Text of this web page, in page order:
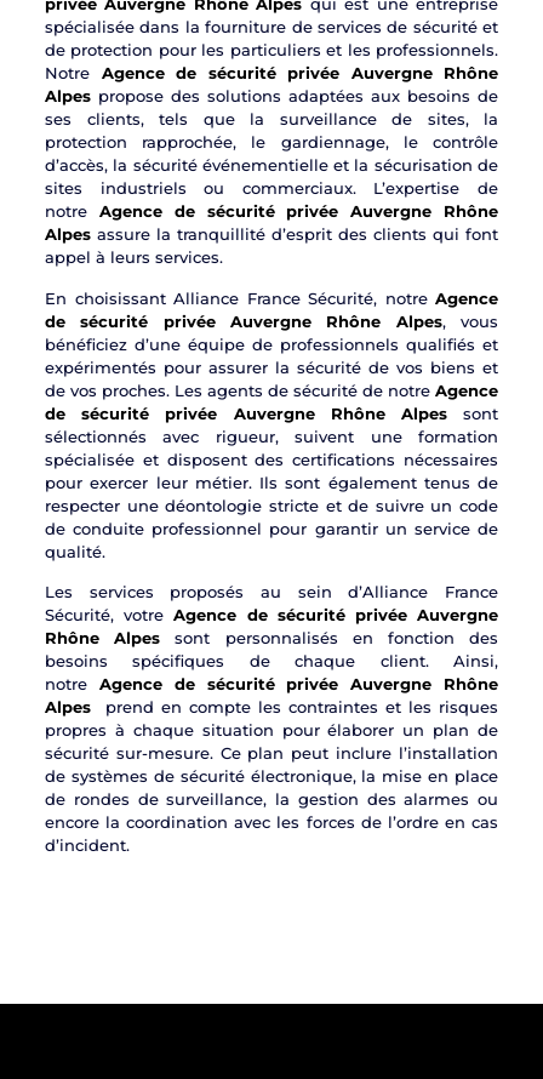
privée Auvergne Rhône Alpes qui est une entreprise
spécialisée dans la fourniture de services de sécurité et
de protection pour les particuliers et les professionnels.
Notre Agence de sécurité privée Auvergne Rhône
Alpes propose des solutions adaptées aux besoins de
ses clients, tels que la surveillance de sites, la
protection rapprochée, le gardiennage, le contrôle
d’accès, la sécurité événementielle et la sécurisation de
sites industriels ou commerciaux. L’expertise de
notre Agence de sécurité privée Auvergne Rhône
Alpes assure la tranquillité d’esprit des clients qui font
appel à leurs services.
En choisissant Alliance France Sécurité, notre Agence
de sécurité privée Auvergne Rhône Alpes, vous
bénéficiez d’une équipe de professionnels qualifiés et
expérimentés pour assurer la sécurité de vos biens et
de vos proches. Les agents de sécurité de notre Agence
de sécurité privée Auvergne Rhône Alpessont
sélectionnés avec rigueur, suivent une formation
spécialisée et disposent des certifications nécessaires
pour exercer leur métier. Ils sont également tenus de
respecter une déontologie stricte et de suivre un code
de conduite professionnel pour garantir un service de
qualité.
Les services proposés au sein d’Alliance France
Sécurité, votreAgence de sécurité privée Auvergne
Rhône Alpes sont personnalisés en fonction des
besoins spécifiques de chaque client. Ainsi,
notre Agence de sécurité privée Auvergne Rhône
Alpes prend en compte les contraintes et les risques
propres à chaque situation pour élaborer un plan de
sécurité sur-mesure. Ce plan peut inclure l’installation
de systèmes de sécurité électronique, la mise en place
de rondes de surveillance, la gestion des alarmes ou
encore la coordination avec les forces de l’ordre en cas
d’incident.